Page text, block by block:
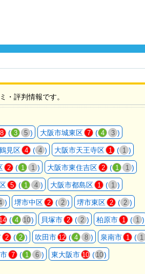
・評判情報です。
8 ( 3 5 ) 大阪市城東区 7 ( 4 3 )
見区 4 ( 4 ) 大阪市天王寺区 1 ( 1 )
2 ( 1 1 ) 大阪市東住吉区 2 ( 1 1 )
5 ( 1 4 ) 大阪市都島区 1 ( 1 )
) 堺市中区 2 ( 2 ) 堺市東区 2 ( 2 )
( 4 10) 貝塚市 2 ( 2 ) 柏原市 1 ( 1 )
2 ( 2 ) 吹田市 12 ( 4 8 ) 泉南市 1 ( 1
7 ( 1 6 ) 東大阪市 10 ( 10)